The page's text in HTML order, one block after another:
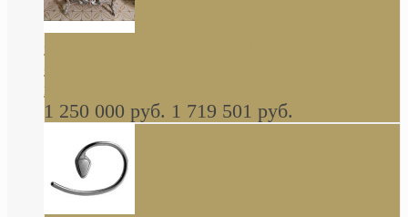
стиле барокко, из массива дерева, светло
коричневый матовый окрас + серебро
1 250 000 руб. 1 719 501 руб.